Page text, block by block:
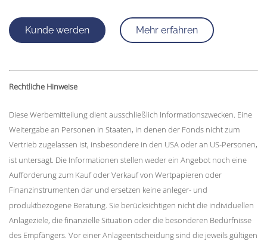
Kunde werden Mehr erfahren
Rechtliche Hinweise
Diese Werbemitteilung dient ausschließlich Informationszwecken. Eine
Weitergabe an Personen in Staaten, in denen der Fonds nicht zum
Vertrieb zugelassen ist, insbesondere in den USA oder an US-Personen,
ist untersagt. Die Informationen stellen weder ein Angebot noch eine
Aufforderung zum Kauf oder Verkauf von Wertpapieren oder
Finanzinstrumenten dar und ersetzen keine anleger- und
produktbezogene Beratung. Sie berücksichtigen nicht die individuellen
Anlageziele, die finanzielle Situation oder die besonderen Bedürfnisse
des Empfängers. Vor einer Anlageentscheidung sind die jeweils gültigen